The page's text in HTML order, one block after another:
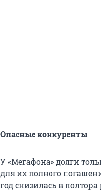
Опасные конкуренты
У «Мегафона» долги
для их полного
год снизилась в